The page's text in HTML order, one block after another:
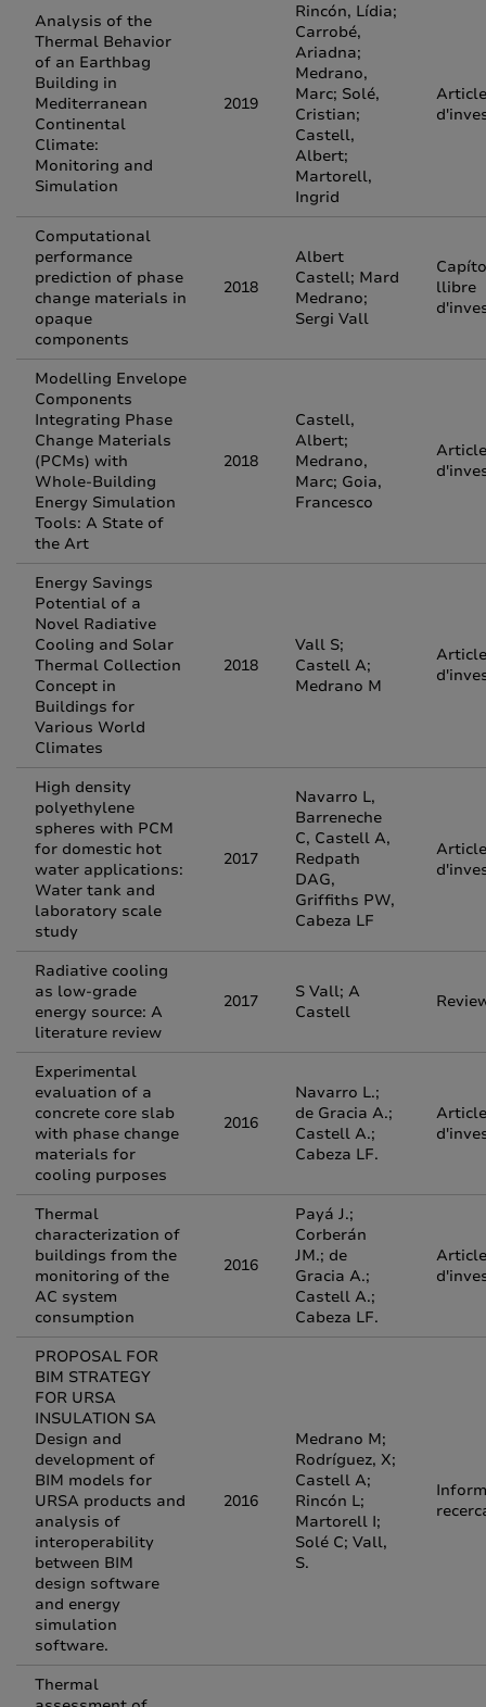
Analysis of the
Thermal Behavior
of an Earthbag
Building in
Mediterranean
Continental
Climate:
Monitoring and
Simulation
2019
Rincón, Lídia;
Carrobé,
Ariadna;
Medrano,
Marc; Solé,
Cristian;
Castell,
Albert;
Martorell,
Ingrid
Article
Computational
performance
prediction of phase
change materials in
opaque
components
2018
Albert
Castell; Mard
Medrano;
Sergi Vall
llibre
Modelling Envelope
Components
Integrating Phase
Change Materials
(PCMs) with
Whole-Building
Energy Simulation
Tools: A State of
the Art
2018
Castell,
Albert;
Medrano,
Marc; Goia,
Francesco
Article
Energy Savings
Potential of a
Novel Radiative
Cooling and Solar
Thermal Collection
Concept in
Buildings for
Various World
Climates
2018
Vall S;
Castell A;
Medrano M
Article
High density
polyethylene
spheres with PCM
for domestic hot
water applications:
Water tank and
laboratory scale
study
2017
Navarro L,
Barreneche
C, Castell A,
Redpath
DAG,
Griffiths PW,
Cabeza LF
Article
Radiative cooling
as low-grade
energy source: A
literature review
2017
S Vall; A
Castell
Experimental
evaluation of a
concrete core slab
with phase change
materials for
cooling purposes
2016
Navarro L.;
de Gracia A.;
Castell A.;
Cabeza LF.
Article
Thermal
characterization of
buildings from the
monitoring of the
AC system
consumption
2016
Payá J.;
Corberán
JM.; de
Gracia A.;
Castell A.;
Cabeza LF.
Article
PROPOSAL FOR
BIM STRATEGY
FOR URSA
INSULATION SA
Design and
development of
BIM models for
URSA products and
analysis of
interoperability
between BIM
design software
and energy
simulation
software.
2016
Medrano M;
Rodríguez, X;
Castell A;
Rincón L;
Martorell I;
Solé C; Vall,
S.
Thermal